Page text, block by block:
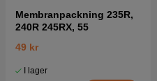
Membranpackning 235R,
240R 245RX, 55
49 kr
I lager